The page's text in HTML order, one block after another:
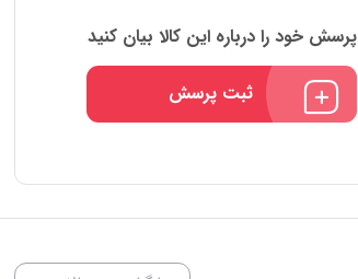
پرسش خود را درباره این کالا بیان کنید
ثبت پرسش